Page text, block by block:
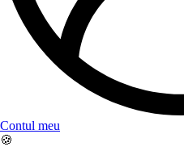
Contul meu
🍪